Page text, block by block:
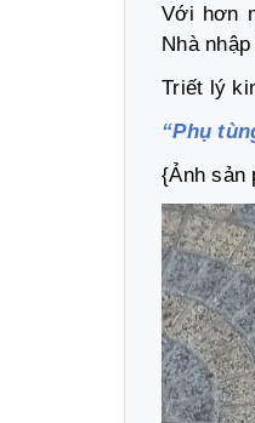
Với hơn
Nhà
Triết lý
“Phụ
{Ảnh sản